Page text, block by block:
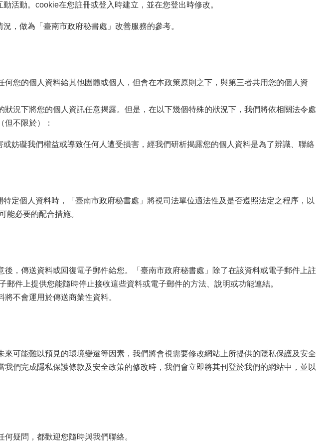
活動。cookie在您註冊或登入時建立，並在您登出時修改。
，做為「臺南市政府秘書處」改善服務的參考。
何您的個人資料給其他團體或個人，但會在本政策原則之下，與第三者共用您的個人資
況下將您的個人資訊任意揭露。但是，在以下幾個特殊的狀況下，我們將依相關法令處
不限於）：
妨礙我們權益或導致任何人遭受損害，經我們研析揭露您的個人資料是為了辨識、聯絡
定個人資料時，「臺南市政府秘書處」將視司法單位適法性及是否遵照法定之程序，以
能必要的配合措施。
後，傳送資料或回復電子郵件給您。「臺南市政府秘書處」除了在該資料或電子郵件上註
件上提供您能隨時停止接收這些資料或電子郵件的方法、說明或功能連結。
不會運用於傳送商業性資料。
可能難以預見的環境變遷等因素，我們將會視需要修改網站上所提供的隱私保護及安全
們完成隱私保護條款及安全政策的修改時，我們會立即將其刊登於我們的網站中，並以
疑問，都歡迎您隨時與我們聯絡。